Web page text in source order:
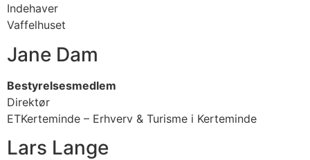
Indehaver
Vaffelhuset
Jane Dam
Bestyrelsesmedlem
Direktør
ETKerteminde – Erhverv & Turisme i Kerteminde
Lars Lange